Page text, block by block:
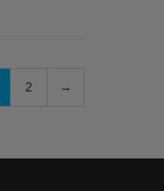
2 →